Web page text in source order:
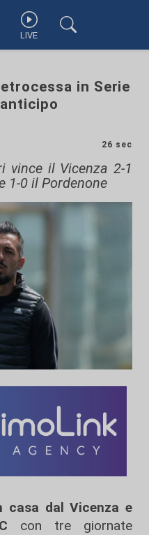
LIVE
in Serie
26 sec
vince il Vicenza 2-1
1-0 il Pordenone
casa dal Vicenza e
con tre giornate